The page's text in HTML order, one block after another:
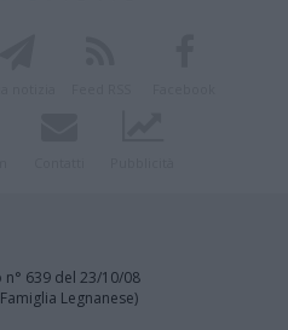
639 del 23/10/08
Legnanese)